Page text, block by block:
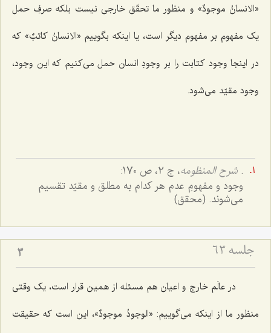
«الانسانُ موجودٌ» و منظور ما تحقّق خارجی نیست بلکه صرفِ حمل
یک مفهوم بر مفهوم دیگر است، یا اینکه بگوییم «الانسانُ کاتبٌ» که
در اینجا وجود کتابت را بر وجودِ انسان حمل می‌کنیم که این وجود،
وجود مقیّد می‌شود.
. شرح المنظومه، ج 2، ص 170:
وجود و مفهومِ عدم هر کدام به مطلق و مقیّد تقسیم
می‌شوند. (محقق)
جلسه ۶۳ 3
در عالَم خارج و اعیان هم مسئله از همین قرار است، یک وقتی
منظور ما از اینکه می‌گوییم: «الوجودُ موجودٌ»، این است که حقیقت